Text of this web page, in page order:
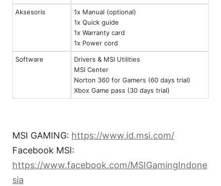
Aksesoris
1x Manual (optional)
1x Quick guide
1x Warranty card
1x Power cord
Software
Drivers & MSI Utilities
MSI Center
Norton 360 for Gamers (60 days trial)
Xbox Game pass (30 days trial)
MSI GAMING: https://www.id.msi.com/
Facebook MSI:
https://www.facebook.com/MSIGamingIndone
sia